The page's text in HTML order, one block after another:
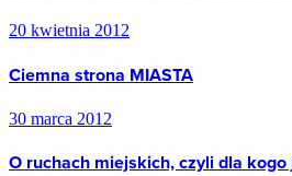
20 kwietnia 2012
Ciemna strona MIASTA
30 marca 2012
O ruchach miejskich, czyli dla kogo